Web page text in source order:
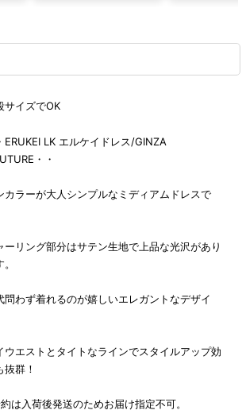
サイズでOK
ERUKEI LK エルケイドレス/GINZA
・・
カラーが大人シンプルなミディアムドレスで
ーリング部分はサテン生地で上品な光沢があり
問わず着れるのが嬉しいエレガントなデザイ
ウエストとタイトなラインでスタイルアップ効
抜群！
は入荷後発送のためお届け指定不可。